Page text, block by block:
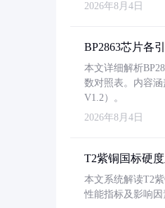
2026年8月4日
BP2863芯片各
本文详细解析
数对照表。内容
V1.2）。
2026年8月4日
T2紫铜国标硬
本文系统解读T2
性能指标及影响